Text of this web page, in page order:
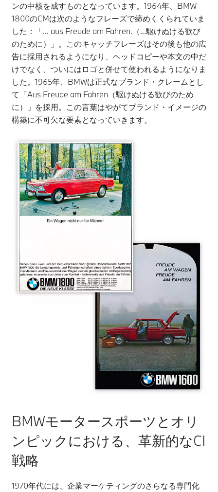
ンの中核を成すものとなっています。1964年、BMW
1800のCMは次のようなフレーズで締めくくられていま
した：「... aus Freude am Fahren.（...駆けぬける歓び
のために）」。このキャッチフレーズはその後も他の広
告に採用されるようになり、ヘッドコピーや本文の中だ
けでなく、ついにはロゴと併せて使われるようになりま
した。1965年、BMWは正式なブランド・クレームとし
て「Aus Freude am Fahren（駆けぬける歓びのため
に）」を採用。この言葉はやがてブランド・イメージの
構築に不可欠な要素となっていきます。
BMWモータースポーツとオリ
ンピックにおける、革新的なCI
戦略
1970年代には、企業マーケティングのさらなる専門化